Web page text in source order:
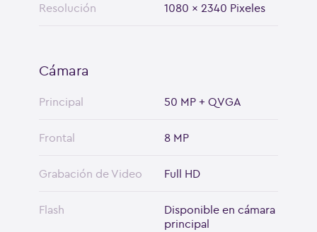
Resolución 1080 x 2340 Pixeles
Cámara
Principal 50 MP + QVGA
Frontal 8 MP
Grabación de Video Full HD
Flash
Disponible en cámara
principal